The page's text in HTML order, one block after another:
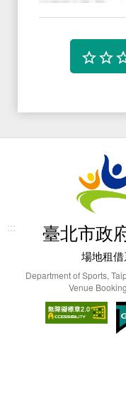
::: 臺北市政
場地租
Department of Sports,
Venue